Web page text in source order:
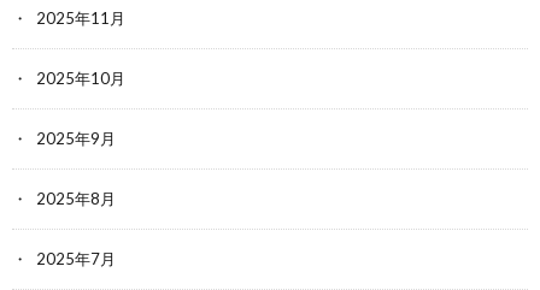
2025年11月
2025年10月
2025年9月
2025年8月
2025年7月